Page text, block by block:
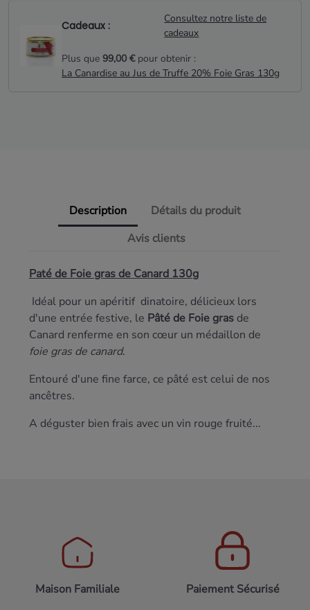
Cadeaux :
Consultez notre liste de
cadeaux
Plus que 99,00 €pour obtenir :
La Canardise au Jus de Truffe 20% Foie Gras 130g
Description
Détails du produit
Avis clients
Paté de Foie gras de Canard 130g
Idéal pour un apéritif dinatoire, délicieux lors
d'une entrée festive, le Pâté de Foie gras de
Canard renferme en son cœur un médaillon de
foie gras de canard.
Entouré d'une fine farce, ce pâté est celui de nos
ancêtres.
A déguster bien frais avec un vin rouge fruité...
Maison Familiale Paiement Sécurisé